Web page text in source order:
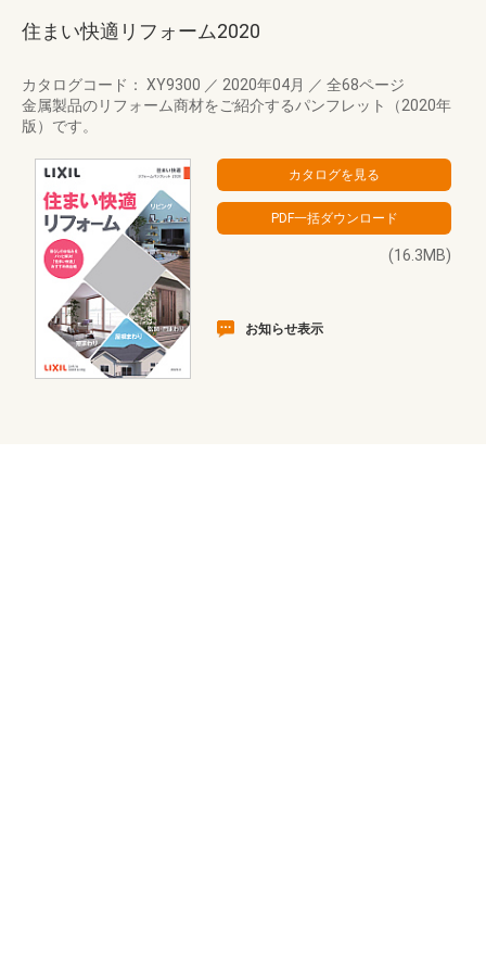
住まい快適リフォーム2020
カタログコード： XY9300 ／ 2020年04月 ／ 全68ページ
金属製品のリフォーム商材をご紹介するパンフレット（2020年
版）です。
(16.3MB)
お知らせ表示